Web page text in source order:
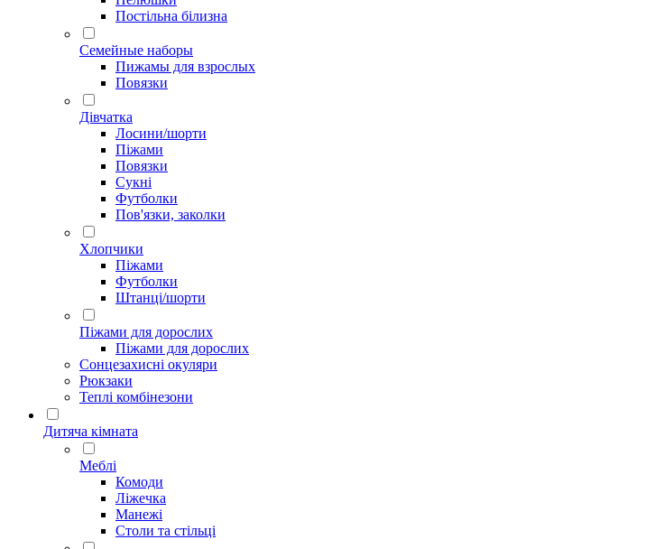
Постільна білизна
Семейные наборы
Пижамы для взрослых
Повязки
Дівчатка
Лосини/шорти
Піжами
Повязки
Сукні
Футболки
Пов'язки, заколки
Хлопчики
Піжами
Футболки
Штанці/шорти
Піжами для дорослих
Піжами для дорослих
Сонцезахисні окуляри
Рюкзаки
Теплі комбінезони
Дитяча кімната
Меблі
Комоди
Ліжечка
Манежі
Столи та стільці